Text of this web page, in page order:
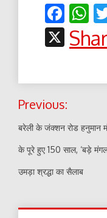
X
Post
navigation
Previous:
बरेली के जंक्शन रोड हनुमान
के पूरे हुए 150 साल, ‘बड़े
उमड़ा श्रद्धा का सैलाब